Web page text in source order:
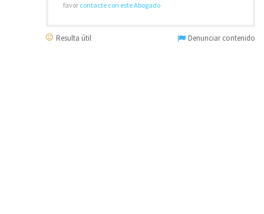
favor contacte con este Abogado
Resulta útil Denunciar contenido